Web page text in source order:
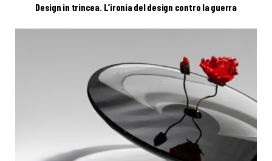
Design in trincea. L’ironia del design contro la guerra